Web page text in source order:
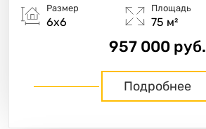
Размер
6х6
Площадь
75 м²
957 000 руб.
Подробнее